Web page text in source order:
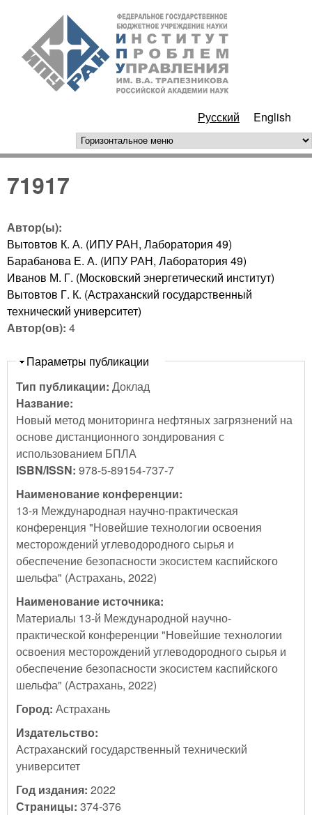
Перейти к основному
содержанию
РАН
Русский English
горизонтальное меню
71917
Автор(ы):
Вытовтов К. А. (ИПУ РАН, Лаборатория 49)
Барабанова Е. А. (ИПУ РАН, Лаборатория 49)
Иванов М. Г. (Московский энергетический институт)
Вытовтов Г. К. (Астраханский государственный
технический университет)
Автор(ов): 4
Скрыть
Параметры публикации
Тип публикации: Доклад
Название:
Новый метод мониторинга нефтяных загрязнений на
основе дистанционного зондирования с
использованием БПЛА
ISBN/ISSN: 978-5-89154-737-7
Наименование конференции:
13-я Международная научно-практическая
конференция "Новейшие технологии освоения
месторождений углеводородного сырья и
обеспечение безопасности экосистем каспийского
шельфа" (Астрахань, 2022)
Наименование источника:
Материалы 13-й Международной научно-
практической конференции "Новейшие технологии
освоения месторождений углеводородного сырья и
обеспечение безопасности экосистем каспийского
шельфа" (Астрахань, 2022)
Город: Астрахань
Издательство:
Астраханский государственный технический
университет
Год издания: 2022
Страницы: 374-376